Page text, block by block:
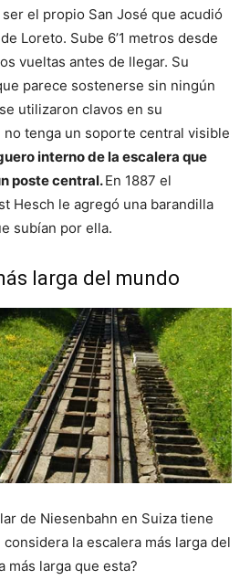
el propio San José que acudió
Loreto. Sube 6’1 metros desde
vueltas antes de llegar. Su
parece sostenerse sin ningún
utilizaron clavos en su
tenga un soporte central visible
interno de la escalera que
poste central.En 1887 el
Hesch le agregó una barandilla
subían por ella.
larga del mundo
de Niesenbahn en Suiza tiene
considera la escalera más larga del
más larga que esta?